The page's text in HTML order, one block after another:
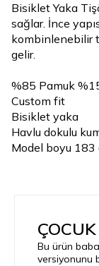
Bisiklet Yaka
sağlar. İnce
kombinlenebilir
gelir.
%85 Pamuk
Custom fit
Bisiklet yaka
Havlu dokulu
Model boyu 183
Bu ürün
versiyonunu